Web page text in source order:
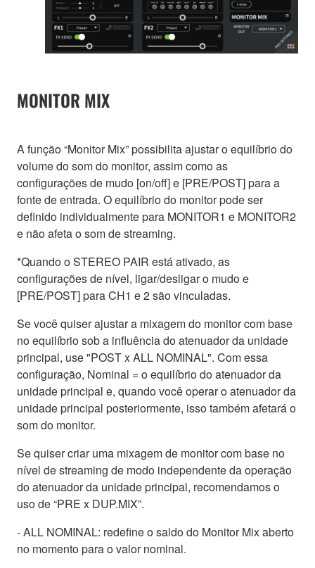
MONITOR MIX
A função “Monitor Mix” possibilita ajustar o equilíbrio do
volume do som do monitor, assim como as
configurações de mudo [on/off] e [PRE/POST] para a
fonte de entrada. O equilíbrio do monitor pode ser
definido individualmente para MONITOR1 e MONITOR2
e não afeta o som de streaming.
*Quando o STEREO PAIR está ativado, as
configurações de nível, ligar/desligar o mudo e
[PRE/POST] para CH1 e 2 são vinculadas.
Se você quiser ajustar a mixagem do monitor com base
no equilíbrio sob a influência do atenuador da unidade
principal, use "POST x ALL NOMINAL". Com essa
configuração, Nominal = o equilíbrio do atenuador da
unidade principal e, quando você operar o atenuador da
unidade principal posteriormente, isso também afetará o
som do monitor.
Se quiser criar uma mixagem de monitor com base no
nível de streaming de modo independente da operação
do atenuador da unidade principal, recomendamos o
uso de “PRE x DUP.MIX”.
- ALL NOMINAL: redefine o saldo do Monitor Mix aberto
no momento para o valor nominal.